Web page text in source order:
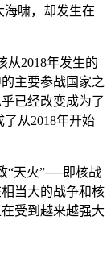
海啸，却发生在
从2018年发生的
主要参战国家之
已经改变成为了
从2018年开始
“天火”──即核战
当大的战争和核
受到越来越强大